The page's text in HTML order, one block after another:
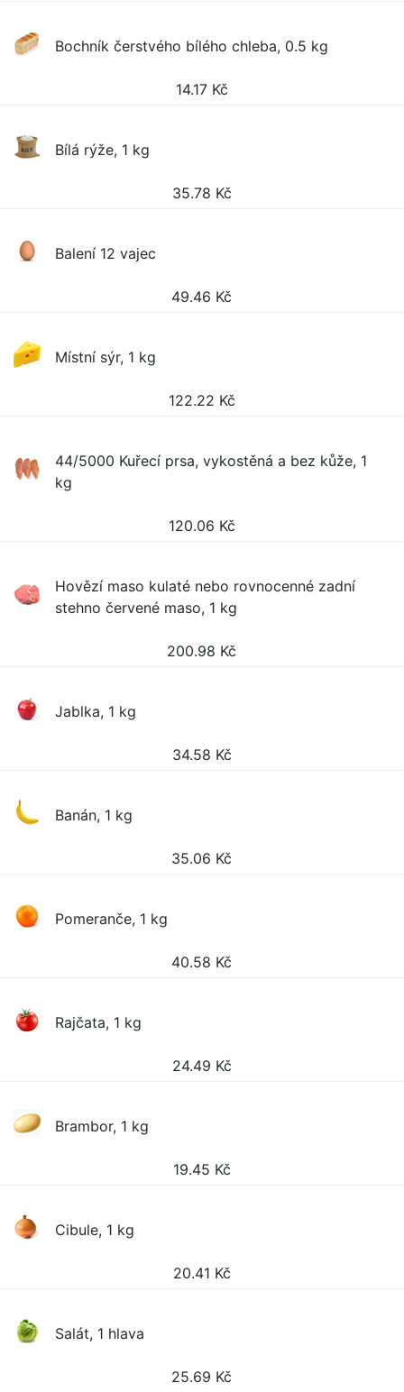
Bochník čerstvého bílého chleba, 0.5 kg
14.17 Kč
Bílá rýže, 1 kg
35.78 Kč
Balení 12 vajec
49.46 Kč
Místní sýr, 1 kg
122.22 Kč
44/5000 Kuřecí prsa, vykostěná a bez kůže, 1
kg
120.06 Kč
Hovězí maso kulaté nebo rovnocenné zadní
stehno červené maso, 1 kg
200.98 Kč
Jablka, 1 kg
34.58 Kč
Banán, 1 kg
35.06 Kč
Pomeranče, 1 kg
40.58 Kč
Rajčata, 1 kg
24.49 Kč
Brambor, 1 kg
19.45 Kč
Cibule, 1 kg
20.41 Kč
Salát, 1 hlava
25.69 Kč